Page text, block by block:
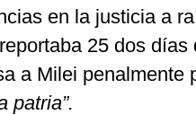
en la justicia a
25 dos
a Milei penalmente
patria”.